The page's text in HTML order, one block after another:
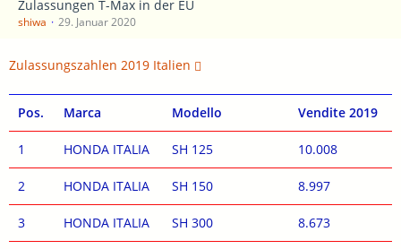
Zulassungen T-Max in der EU
shiwa 29. Januar 2020
Zulassungszahlen 2019 Italien
Pos. Marca Modello Vendite 2019
1 HONDA ITALIA SH 125 10.008
2 HONDA ITALIA SH 150 8.997
3 HONDA ITALIA SH 300 8.673